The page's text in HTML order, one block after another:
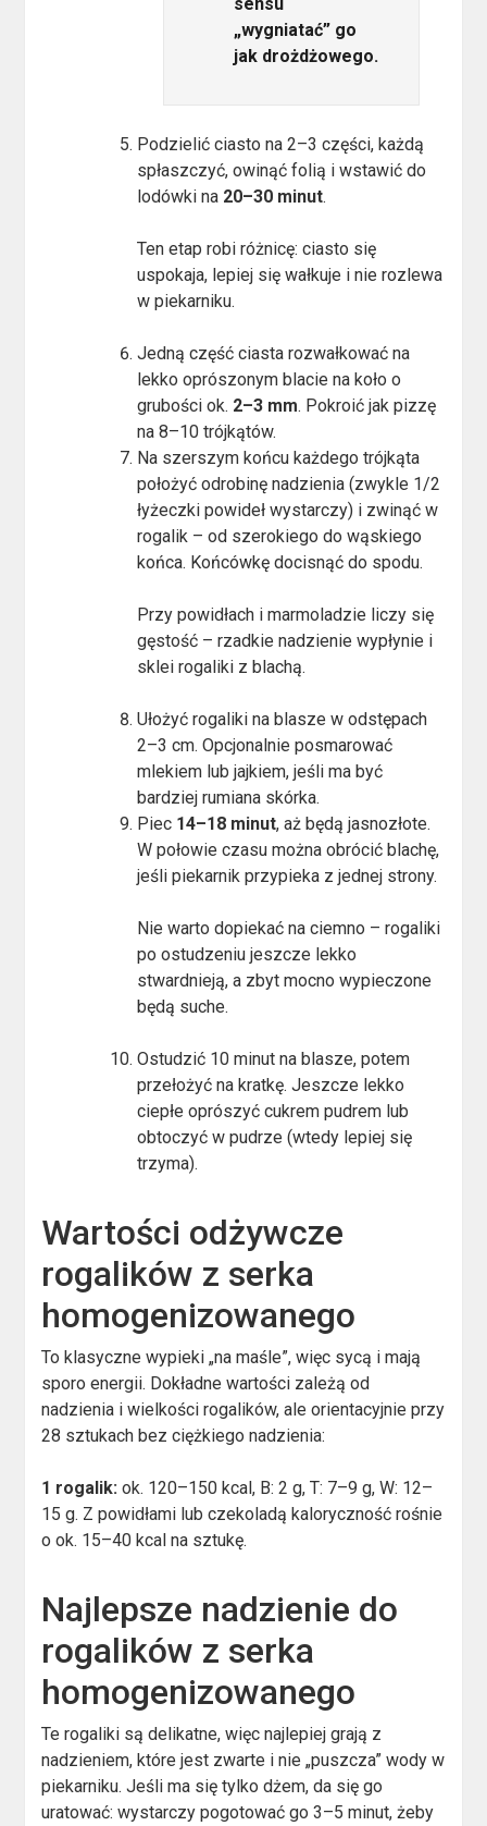
„wygniatać” go
jak drożdżowego.
Podzielić ciasto na 2–3 części, każdą
spłaszczyć, owinąć folią i wstawić do
lodówki na 20–30 minut.
Ten etap robi różnicę: ciasto się
uspokaja, lepiej się wałkuje i nie rozlewa
w piekarniku.
Jedną część ciasta rozwałkować na
lekko oprószonym blacie na koło o
grubości ok. 2–3 mm. Pokroić jak pizzę
na 8–10 trójkątów.
Na szerszym końcu każdego trójkąta
położyć odrobinę nadzienia (zwykle 1/2
łyżeczki powideł wystarczy) i zwinąć w
rogalik – od szerokiego do wąskiego
końca. Końcówkę docisnąć do spodu.
Przy powidłach i marmoladzie liczy się
gęstość – rzadkie nadzienie wypłynie i
sklei rogaliki z blachą.
Ułożyć rogaliki na blasze w odstępach
2–3 cm. Opcjonalnie posmarować
mlekiem lub jajkiem, jeśli ma być
bardziej rumiana skórka.
Piec 14–18 minut, aż będą jasnozłote.
W połowie czasu można obrócić blachę,
jeśli piekarnik przypieka z jednej strony.
Nie warto dopiekać na ciemno – rogaliki
po ostudzeniu jeszcze lekko
stwardnieją, a zbyt mocno wypieczone
będą suche.
Ostudzić 10 minut na blasze, potem
przełożyć na kratkę. Jeszcze lekko
ciepłe oprószyć cukrem pudrem lub
obtoczyć w pudrze (wtedy lepiej się
trzyma).
Wartości odżywcze
rogalików z serka
homogenizowanego
To klasyczne wypieki „na maśle”, więc sycą i mają
sporo energii. Dokładne wartości zależą od
nadzienia i wielkości rogalików, ale orientacyjnie przy
28 sztukach bez ciężkiego nadzienia:
1 rogalik: ok. 120–150 kcal, B: 2 g, T: 7–9 g, W: 12–
15 g. Z powidłami lub czekoladą kaloryczność rośnie
o ok. 15–40 kcal na sztukę.
Najlepsze nadzienie do
rogalików z serka
homogenizowanego
Te rogaliki są delikatne, więc najlepiej grają z
nadzieniem, które jest zwarte i nie „puszcza” wody w
piekarniku. Jeśli ma się tylko dżem, da się go
uratować: wystarczy pogotować go 3–5 minut, żeby